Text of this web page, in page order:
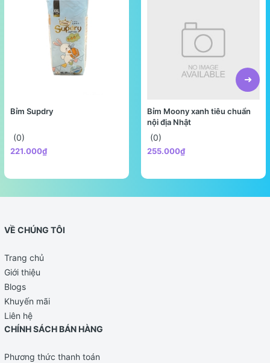
Bỉm Supdry
(0)
221.000₫
Bỉm Moony xanh tiêu chuẩn
nội địa Nhật
(0)
255.000₫
VỀ CHÚNG TÔI
Trang chủ
Giới thiệu
Blogs
Khuyến mãi
Liên hệ
CHÍNH SÁCH BÁN HÀNG
Phương thức thanh toán